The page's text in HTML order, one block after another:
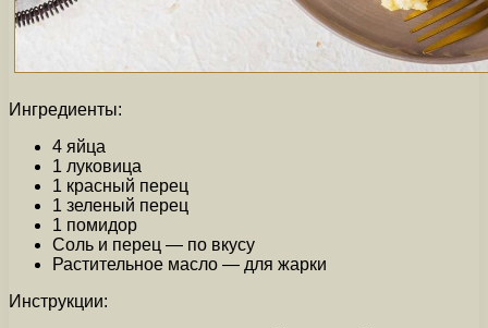
Ингредиенты:
4 яйца
1 луковица
1 красный перец
1 зеленый перец
1 помидор
Соль и перец — по вкусу
Растительное масло — для жарки
Инструкции: